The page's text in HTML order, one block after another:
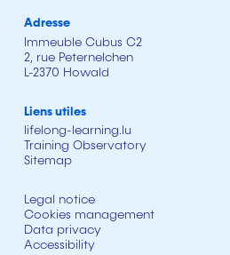
Adresse
Immeuble Cubus C2
2, rue Peternelchen
L-2370 Howald
Liens utiles
lifelong-learning.lu
Training Observatory
Sitemap
Legal notice
Cookies management
Data privacy
Accessibility